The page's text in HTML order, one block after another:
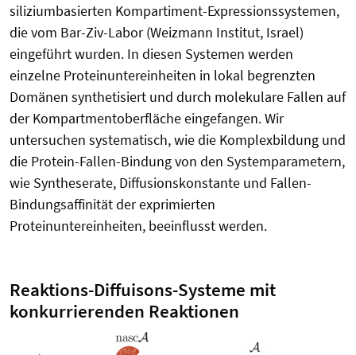
siliziumbasierten Kompartiment-Expressionssystemen,
die vom Bar-Ziv-Labor (Weizmann Institut, Israel)
eingeführt wurden. In diesen Systemen werden
einzelne Proteinuntereinheiten in lokal begrenzten
Domänen synthetisiert und durch molekulare Fallen auf
der Kompartmentoberfläche eingefangen. Wir
untersuchen systematisch, wie die Komplexbildung und
die Protein-Fallen-Bindung von den Systemparametern,
wie Syntheserate, Diffusionskonstante und Fallen-
Bindungsaffinität der exprimierten
Proteinuntereinheiten, beeinflusst werden.
Reaktions-Diffuisons-Systeme mit
konkurrierenden Reaktionen